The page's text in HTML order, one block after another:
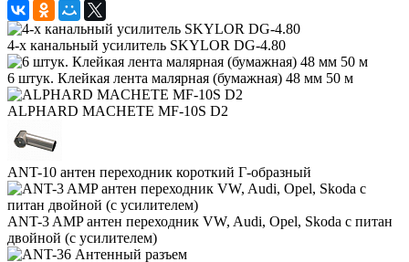
4-х канальный усилитель SKYLOR DG-4.80
6 штук. Клейкая лента малярная (бумажная) 48 мм 50 м
ALPHARD MACHETE MF-10S D2
ANT-10 антен переходник короткий Г-образный
ANT-3 AMP антен переходник VW, Audi, Opel, Skoda с питан
двойной (с усилителем)